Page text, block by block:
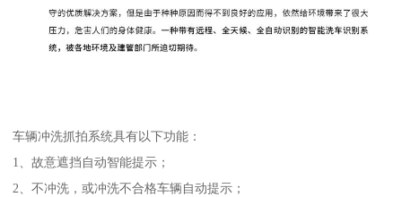
车辆冲洗抓拍系统具有以下功能：
1、故意遮挡自动智能提示；
2、不冲洗，或冲洗不合格车辆自动提示；